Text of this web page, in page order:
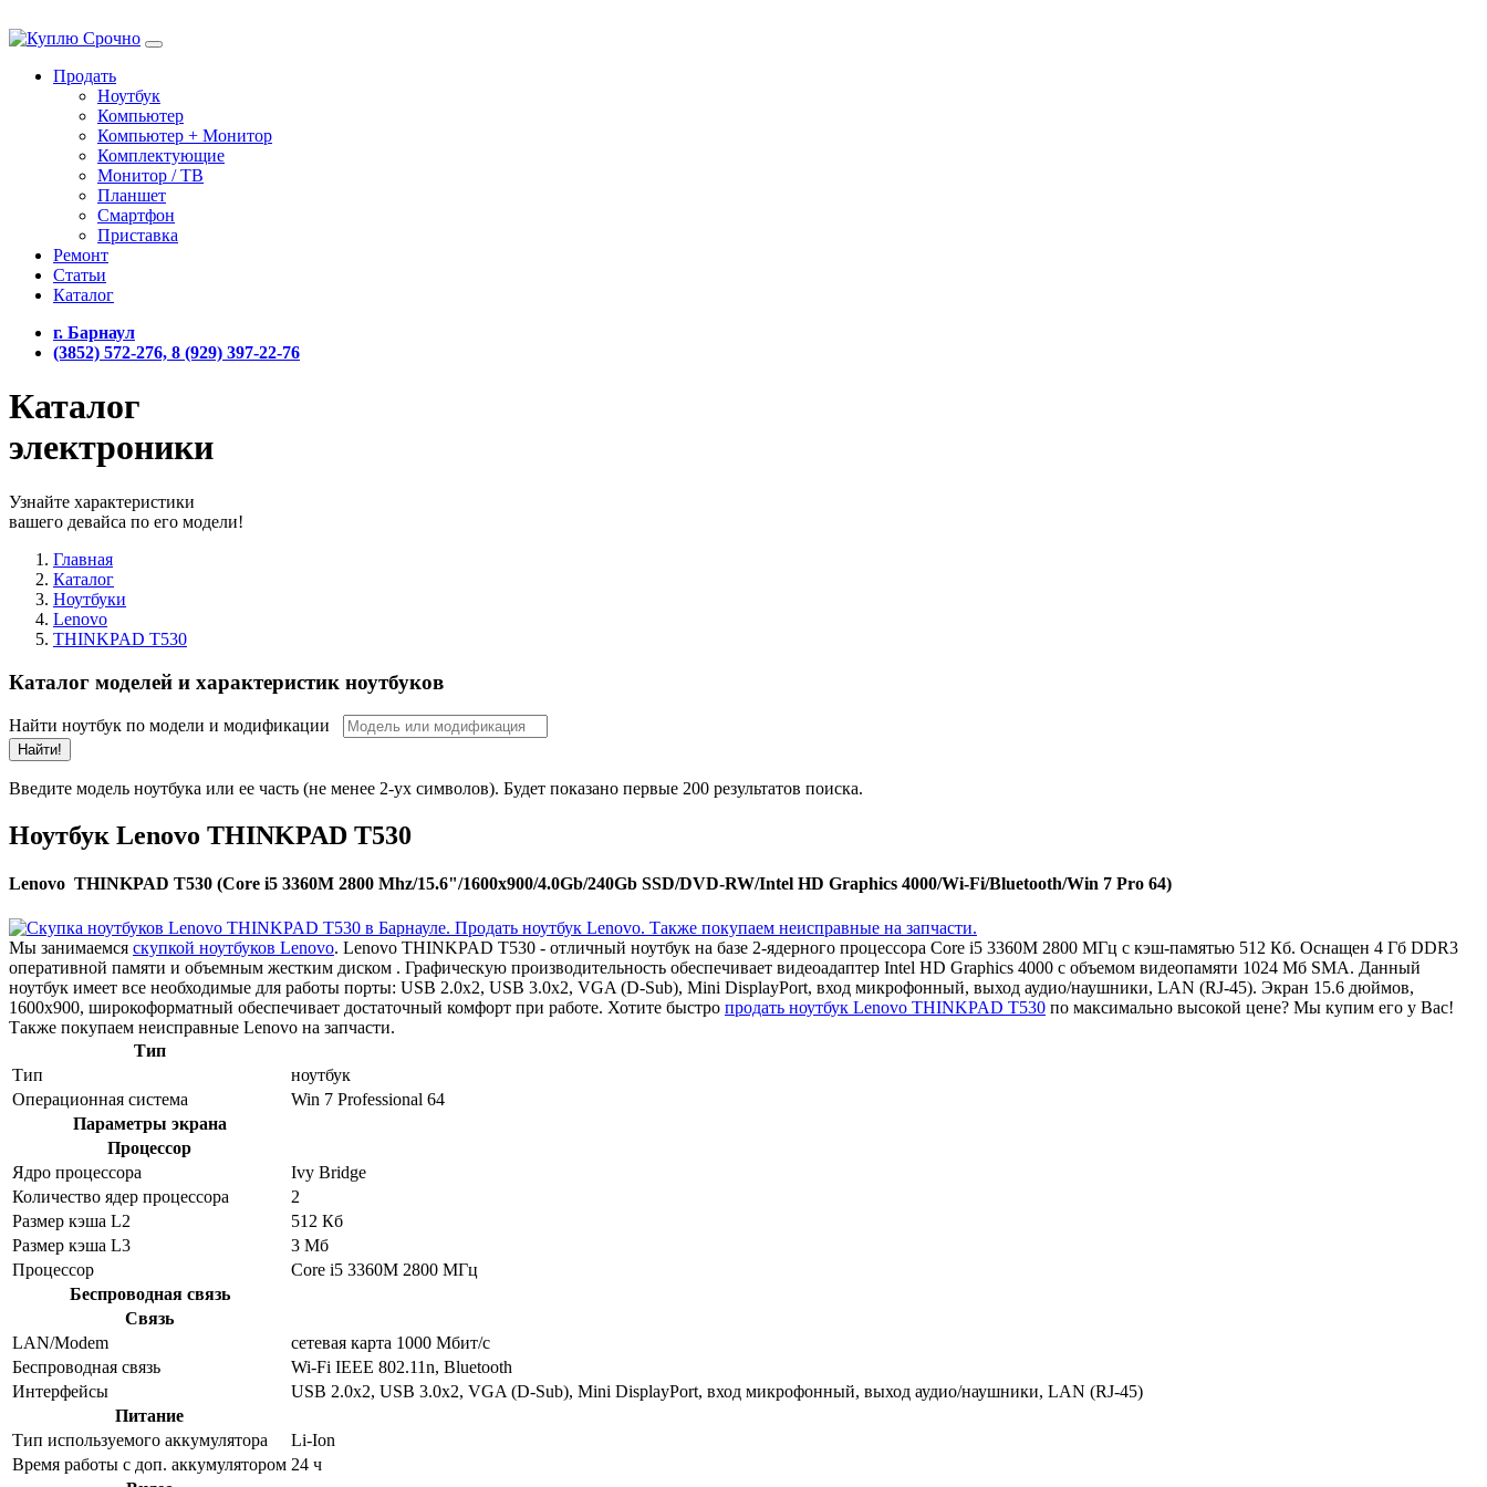
Продать
Ноутбук
Компьютер
Компьютер + Монитор
Комплектующие
Монитор / ТВ
Планшет
Смартфон
Приставка
Ремонт
Статьи
Каталог
г. Барнаул
(3852) 572-276, 8 (929) 397-22-76
Каталог
электроники
Узнайте характеристики
вашего девайса по его модели!
Главная
Каталог
Ноутбуки
Lenovo
THINKPAD T530
Каталог моделей и характеристик ноутбуков
Найти ноутбук по модели и модификации
Найти!
Введите модель ноутбука или ее часть (не менее 2-ух символов). Будет показано первые 200 результатов поиска.
Ноутбук Lenovo THINKPAD T530
Lenovo THINKPAD T530 (Core i5 3360M 2800 Mhz/15.6"/1600x900/4.0Gb/240Gb SSD/DVD-RW/Intel HD Graphics 4000/Wi-Fi/Bluetooth/Win 7 Pro 64)
Мы занимаемся скупкой ноутбуков Lenovo. Lenovo THINKPAD T530 - отличный ноутбук на базе 2-ядерного процессора Core i5 3360M 2800 МГц с кэш-памятью 512 Кб. Оснащен 4 Гб DDR3
оперативной памяти и объемным жестким диском . Графическую производительность обеспечивает видеоадаптер Intel HD Graphics 4000 с объемом видеопамяти 1024 Мб SMA. Данный
ноутбук имеет все необходимые для работы порты: USB 2.0x2, USB 3.0x2, VGA (D-Sub), Mini DisplayPort, вход микрофонный, выход аудио/наушники, LAN (RJ-45). Экран 15.6 дюймов,
1600x900, широкоформатный обеспечивает достаточный комфорт при работе. Хотите быстро продать ноутбук Lenovo THINKPAD T530 по максимально высокой цене? Мы купим его у Вас!
Также покупаем неисправные Lenovo на запчасти.
Тип
Тип
ноутбук
Операционная система
Win 7 Professional 64
Параметры экрана
Процессор
Ядро процессора
Ivy Bridge
Количество ядер процессора
2
Размер кэша L2
512 Кб
Размер кэша L3
3 Мб
Процессор
Core i5 3360M 2800 МГц
Беспроводная связь
Связь
LAN/Modem
сетевая карта 1000 Мбит/c
Беспроводная связь
Wi-Fi IEEE 802.11n, Bluetooth
Интерфейсы
USB 2.0x2, USB 3.0x2, VGA (D-Sub), Mini DisplayPort, вход микрофонный, выход аудио/наушники, LAN (RJ-45)
Питание
Тип используемого аккумулятора
Li-Ion
Время работы с доп. аккумулятором 24 ч